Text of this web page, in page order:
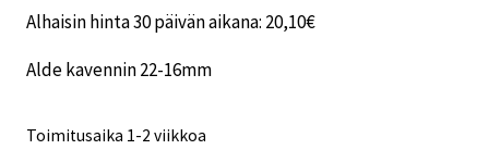
Alhaisin hinta 30 päivän aikana: 20,10€
Alde kavennin 22-16mm
Toimitusaika 1-2 viikkoa